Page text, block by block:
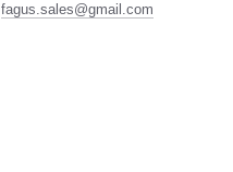
fagus.sales@gmail.com